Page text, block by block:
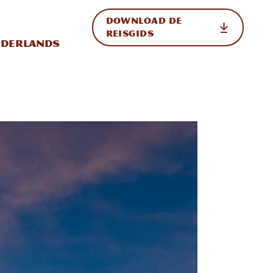
weergave in-/uitschakelen
DOWNLOAD DE
REISGIDS